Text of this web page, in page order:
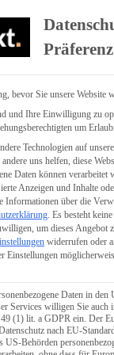
Präferenz
bevor Sie unsere Website
und Ihre Einwilligung zu
um
Technologien auf
uns helfen, diese
Daten können verarbeitet
Anzeigen und Inhalte
Informationen über die
. Es besteht
um dieses Angebot
widerrufen oder
Einstellungen
Daten in
Services willigen Sie auch
(1) lit. a GDPR ein. Der
nach EU-
US-Behörden